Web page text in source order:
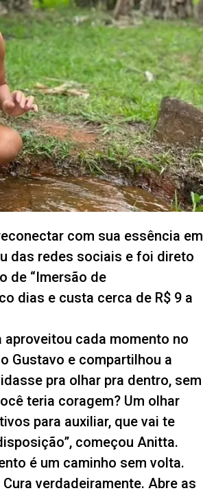
com sua essência em
das redes sociais e foi direto
de “Imersão de
dias e custa cerca de R$ 9 a
aproveitou cada momento no
Gustavo e compartilhou a
pra olhar pra dentro, sem
teria coragem? Um olhar
para auxiliar, que vai te
começou Anitta.
é um caminho sem volta.
verdadeiramente. Abre as